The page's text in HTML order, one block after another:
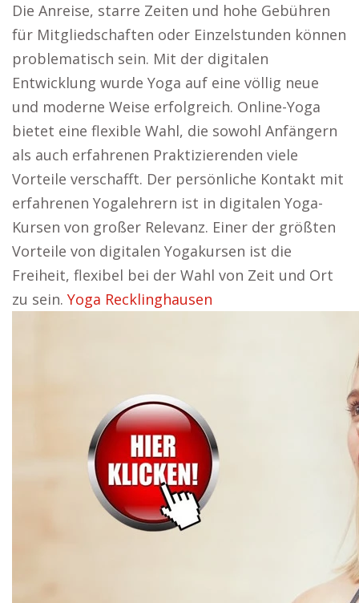
Die Anreise, starre Zeiten und hohe Gebühren
für Mitgliedschaften oder Einzelstunden können
problematisch sein. Mit der digitalen
Entwicklung wurde Yoga auf eine völlig neue
und moderne Weise erfolgreich. Online-Yoga
bietet eine flexible Wahl, die sowohl Anfängern
als auch erfahrenen Praktizierenden viele
Vorteile verschafft. Der persönliche Kontakt mit
erfahrenen Yogalehrern ist in digitalen Yoga-
Kursen von großer Relevanz. Einer der größten
Vorteile von digitalen Yogakursen ist die
Freiheit, flexibel bei der Wahl von Zeit und Ort
zu sein. Yoga Recklinghausen